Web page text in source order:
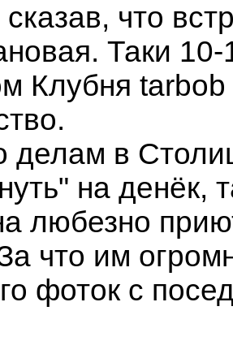
что
Таки
Клубня tarbob
делам в
на денёк,
любезно
что им
фоток с